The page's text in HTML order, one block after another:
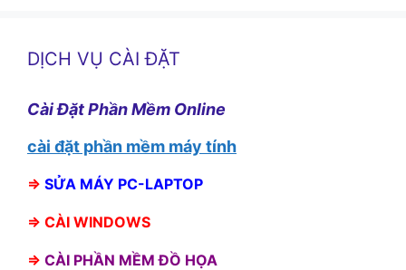
DỊCH VỤ CÀI ĐẶT
Cài Đặt Phần Mềm Online
cài đặt phần mềm máy tính
⇒ SỬA MÁY PC-LAPTOP
⇒ CÀI WINDOWS
⇒ CÀI PHẦN MỀM ĐỒ HỌA